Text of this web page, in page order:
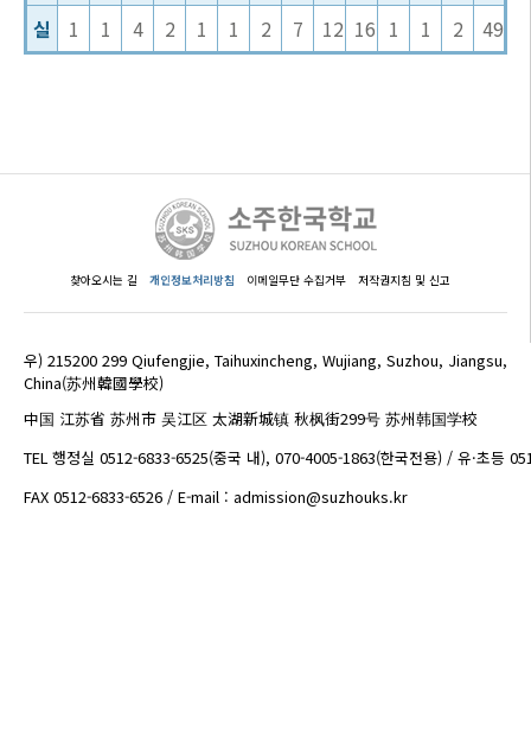
실 1 1 4 2 1 1 2 7 12 16 1 1 2 49
찾아오시는 길 개인정보처리방침 이메일무단 수집거부 저작권지침 및 신고
우) 215200 299 Qiufengjie, Taihuxincheng, Wujiang, Suzhou, Jiangsu,
China(苏州韓國學校)
中国 江苏省 苏州市 吴江区 太湖新城镇 秋枫街299号 苏州韩国学校
TEL 행정실 0512-6833-6525(중국 내), 070-4005-1863(한국전용) / 유·초등
FAX 0512-6833-6526 / E-mail : admission@suzhouks.kr